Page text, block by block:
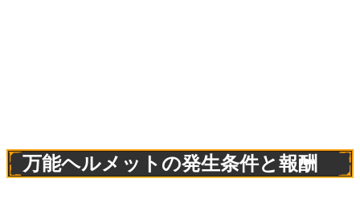
万能ヘルメットの発生条件と報酬